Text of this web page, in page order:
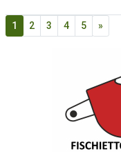
1 2 3 4 5 »